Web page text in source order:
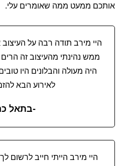
אותכם ממעט ממה שאומרים עלי.
היי מירב תודה רבה על
ממש נהינתי מהעיצוב זה
היה מעולה והבלונים היו
לאירוע הבא
-בתאל
היי מירב הייתי חייב לרשום